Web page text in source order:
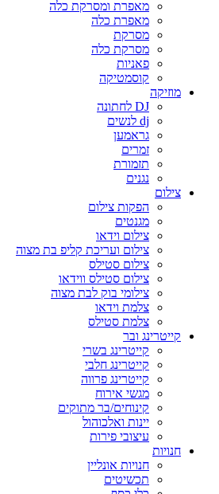
מאפרת ומסרקת כלה
מאפרת כלה
מסרקת
מסרקת כלה
פאניות
קוסמטיקה
מוזיקה
DJ לחתונה
dj לנשים
גראמען
זמרים
תזמורת
נגנים
צילום
הפקות צילום
מגנטים
צילום וידאו
צילום ועריכת קליפ בת מצוה
צילום סטילס
צילום סטילס ווידאו
צילומי בוק לבת מצוה
צלמת וידאו
צלמת סטילס
קייטרינג ובר
קייטרינג בשרי
קייטרינג חלבי
קייטרינג פרווה
מגשי אירוח
קינוחים/בר מתוקים
יינות ואלכוהול
עיצובי פירות
חנויות
חנויות אונליין
תכשיטים